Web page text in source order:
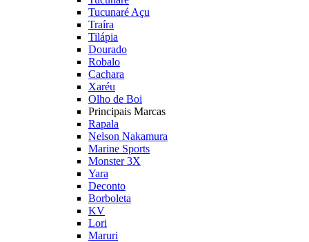
Tucunaré Açu
Traíra
Tilápia
Dourado
Robalo
Cachara
Xaréu
Olho de Boi
Principais Marcas
Rapala
Nelson Nakamura
Marine Sports
Monster 3X
Yara
Deconto
Borboleta
KV
Lori
Maruri